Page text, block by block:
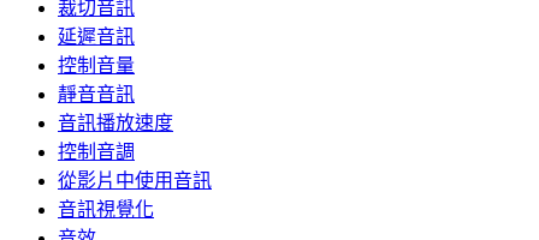
裁切音訊
延遲音訊
控制音量
靜音音訊
音訊播放速度
控制音調
從影片中使用音訊
音訊視覺化